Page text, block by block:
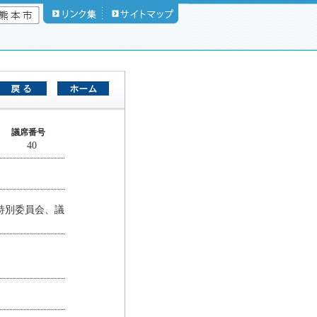
議席番号
40
別委員会、議